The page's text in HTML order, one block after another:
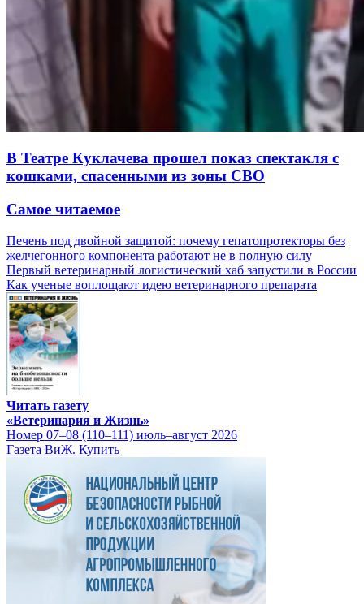
В Театре Куклачева прошел показ спектакля с
кошками, спасенными из зоны СВО
Самое читаемое
Печень под двойной защитой: почему гепатопротекторы без
желчегонного компонента работают не в полную силу
Первый ветеринарный логистический хаб запустили в России
Как ученые воплощают идею ветеринарного препарата
Читать газету
«Ветеринария и Жизнь»
Номер 07–08 (110–111) июль–август 2026
Газета ВиЖ. Купить